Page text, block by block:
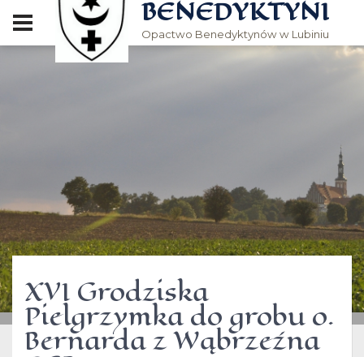
BENEDYKTYNI
Opactwo Benedyktynów w Lubiniu
XVI Grodziska
Pielgrzymka do grobu o.
Bernarda z Wąbrzeźna